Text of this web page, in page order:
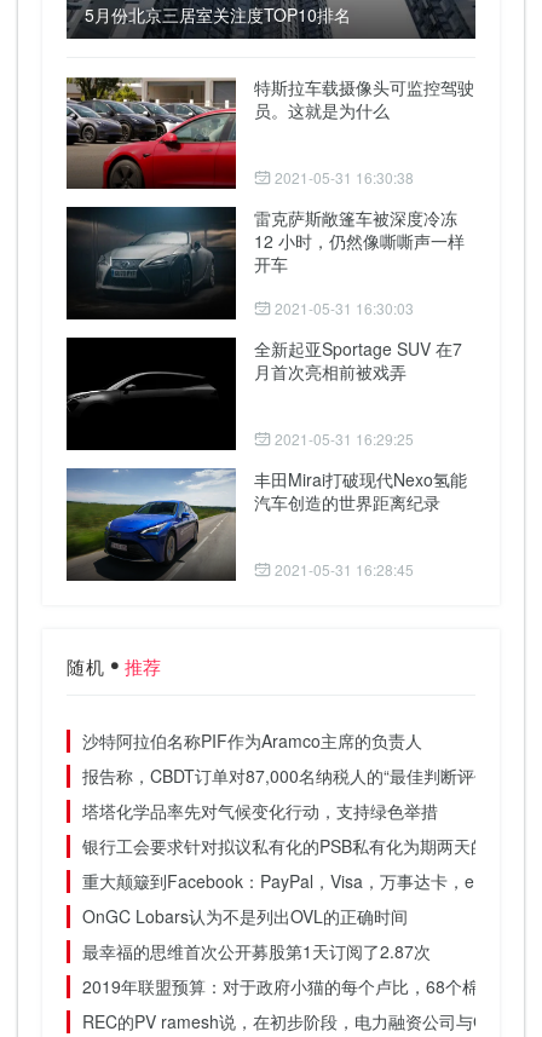
5月份北京三居室关注度TOP10排名
特斯拉车载摄像头可监控驾驶
员。这就是为什么
2021-05-31 16:30:38
雷克萨斯敞篷车被深度冷冻
12 小时，仍然像嘶嘶声一样
开车
2021-05-31 16:30:03
全新起亚Sportage SUV 在7
月首次亮相前被戏弄
2021-05-31 16:29:25
丰田Mirai打破现代Nexo氢能
汽车创造的世界距离纪录
2021-05-31 16:28:45
随机 推荐
沙特阿拉伯名称PIF作为Aramco主席的负责人
报告称，CBDT订单对87,000名纳税人的“最佳判断评估诉讼
塔塔化学品率先对气候变化行动，支持绿色举措
银行工会要求针对拟议私有化的PSB私有化为期两天的罢工
重大颠簸到Facebook：PayPal，Visa，万事达卡，eBay退
OnGC Lobars认为不是列出OVL的正确时间
最幸福的思维首次公开募股第1天订阅了2.87次
2019年联盟预算：对于政府小猫的每个卢比，68个棉花来自
REC的PV ramesh说，在初步阶段，电力融资公司与GOVT